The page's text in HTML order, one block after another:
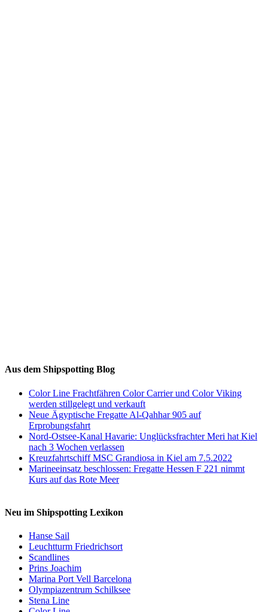
Aus dem Shipspotting Blog
Color Line Frachtfähren Color Carrier und Color Viking
werden stillgelegt und verkauft
Neue Ägyptische Fregatte Al-Qahhar 905 auf
Erprobungsfahrt
Nord-Ostsee-Kanal Havarie: Unglücksfrachter Meri hat Kiel
nach 3 Wochen verlassen
Kreuzfahrtschiff MSC Grandiosa in Kiel am 7.5.2022
Marineeinsatz beschlossen: Fregatte Hessen F 221 nimmt
Kurs auf das Rote Meer
Neu im Shipspotting Lexikon
Hanse Sail
Leuchtturm Friedrichsort
Scandlines
Prins Joachim
Marina Port Vell Barcelona
Olympiazentrum Schilksee
Stena Line